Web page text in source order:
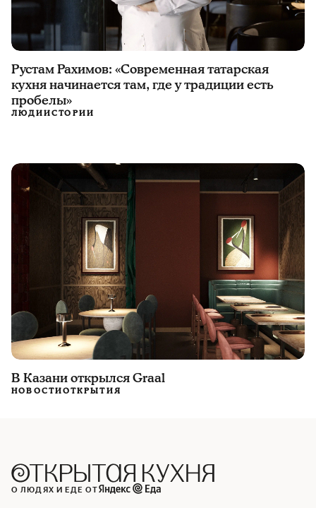
Рустам Рахимов: «Современная татарская
кухня начинается там, где у традиции есть
пробелы»
ЛЮДИИСТОРИИ
В Казани открылся Grааl
НОВОСТИОТКРЫТИЯ
О ЛЮДЯХ И ЕДЕ ОТ